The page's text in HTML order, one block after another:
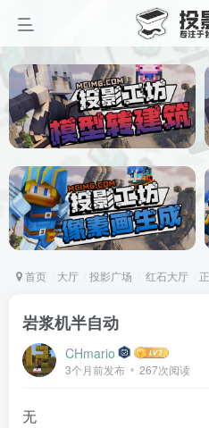
首页 大厅 投影广场 红石大厅
岩浆机半自动
CHmario
3个月前发布 267次阅读
无